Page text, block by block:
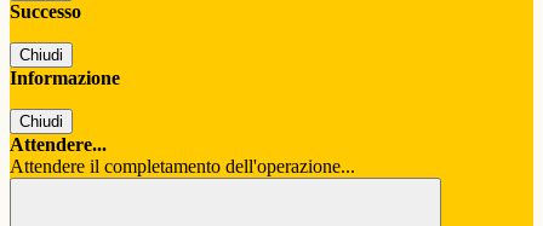
Successo
Chiudi
Informazione
Chiudi
Attendere...
Attendere il completamento dell'operazione...